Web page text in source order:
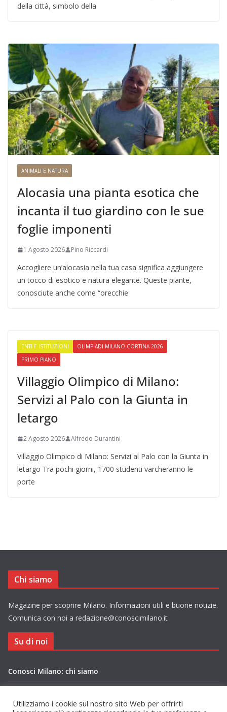
della città, simbolo della
ANIMALI E NATURA
Alocasia una pianta esotica che
incanta il tuo giardino con le sue
foglie imponenti
1 Agosto 2026 Pino Riccardi
Accogliere un’alocasia nella tua casa significa aggiungere
un tocco di esotico e natura elegante. Queste piante,
conosciute anche come “orecchie
ENTI E ISTITUZIONI
OLIMPIADI MILANO CORTINA 2026
PRIMO PIANO
Villaggio Olimpico di Milano:
Servizi al Palo con la Giunta in
letargo
2 Agosto 2026 Alfredo Durantini
Villaggio Olimpico di Milano: Servizi al Palo con la Giunta in
letargo Tra pochi giorni, 1700 studenti varcheranno le
porte
Chi siamo
Magazine per scoprire Milano. Informazioni utili e buone notizie.
Comunica con noi a redazione@conoscimilano.it
Su di noi
Conosci Milano: chi siamo
Utilizziamo i cookie sul nostro sito Web per offrirti